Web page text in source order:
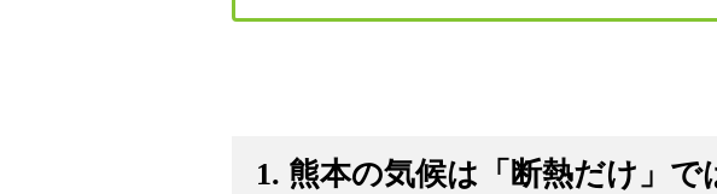
1. 熊本の気候は「断熱だけ」で